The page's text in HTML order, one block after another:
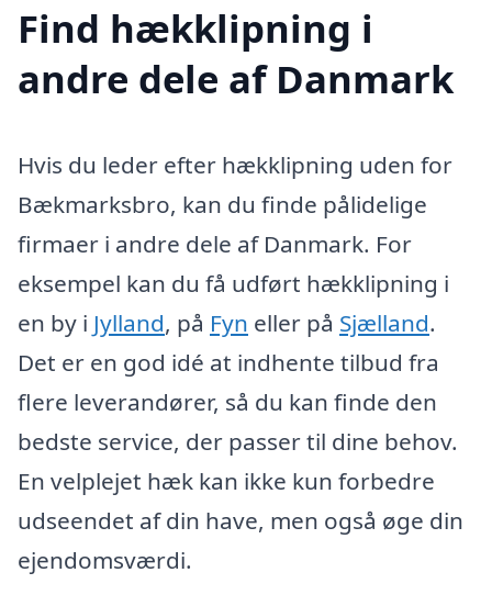
Find hækklipning i
andre dele af Danmark
Hvis du leder efter hækklipning uden for
Bækmarksbro, kan du finde pålidelige
firmaer i andre dele af Danmark. For
eksempel kan du få udført hækklipning i
en by i Jylland, på Fyn eller på Sjælland.
Det er en god idé at indhente tilbud fra
flere leverandører, så du kan finde den
bedste service, der passer til dine behov.
En velplejet hæk kan ikke kun forbedre
udseendet af din have, men også øge din
ejendomsværdi.